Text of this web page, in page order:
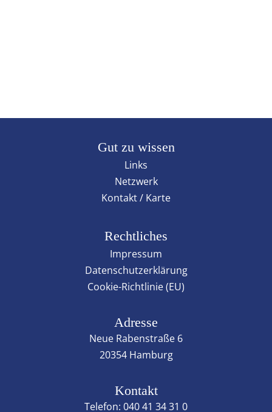
Gut zu wissen
Links
Netzwerk
Kontakt / Karte
Rechtliches
Impressum
Datenschutzerklärung
Cookie-Richtlinie (EU)
Adresse
Neue Rabenstraße 6
20354 Hamburg
Kontakt
Telefon: 040 41 34 31 0